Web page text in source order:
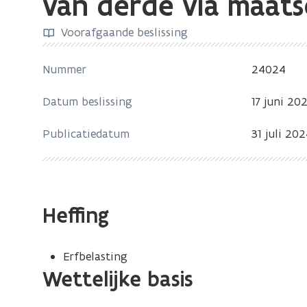
24024
Onrechtstreekse
beding
maatschap
Voorafgaande beslissing
Nummer 24024
Datum beslissing 17 juni
Publicatiedatum 31 juli
Heffing
Erfbelasting
Wettelijke basis